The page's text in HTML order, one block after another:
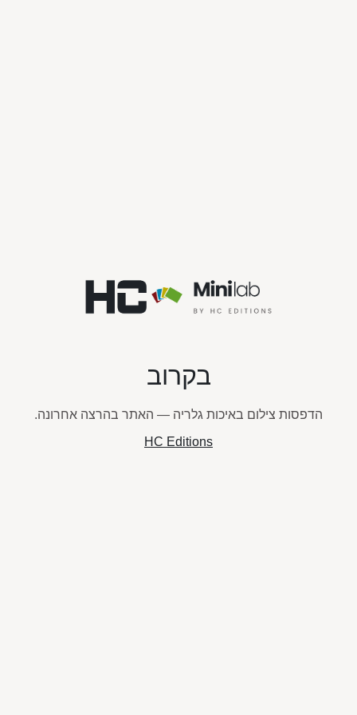
בקרוב
הדפסות צילום באיכות גלריה — האתר בהרצה אחרונה.
HC Editions